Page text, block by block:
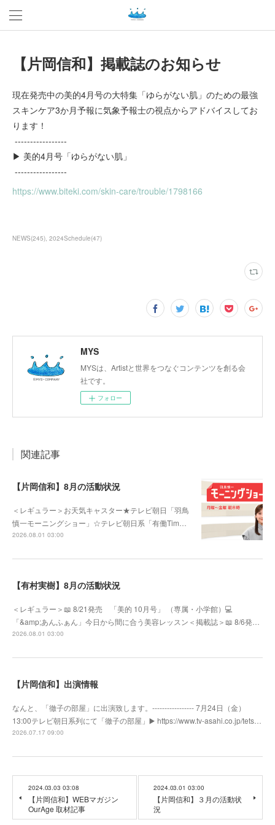
【片岡信和】掲載誌のお知らせ
現在発売中の美的4月号の大特集「ゆらがない肌」のための最強
スキンケア3か月予報に気象予報士の視点からアドバイスしてお
ります！
-----------------
▶ 美的4月号「ゆらがない肌」
-----------------
https://www.biteki.com/skin-care/trouble/1798166
NEWS(245) 2024Schedule(47)
MYS
MYSは、Artistと世界をつなぐコンテンツを創る会
社です。
フォロー
関連記事
【片岡信和】8月の活動状況
＜レギュラー＞お天気キャスター★テレビ朝日「羽鳥
慎一モーニングショー」☆テレビ朝日系「有働Tim…
2026.08.01 03:00
【有村実樹】8月の活動状況
＜レギュラー＞📖 8/21発売 「美的 10月号」 （専属・小学館）💻
「&amp;あんふぁん」今日から間に合う美容レッスン＜掲載誌＞📖 8/6発…
2026.08.01 03:00
【片岡信和】出演情報
なんと、「徹子の部屋」に出演致します。----------------- 7月24日（金）
13:00テレビ朝日系列にて「徹子の部屋」▶️ https://www.tv-asahi.co.jp/tets…
2026.07.17 09:00
2024.03.03 03:08
【片岡信和】WEBマガジン
OurAge 取材記事
2024.03.01 03:00
【片岡信和】３月の活動状
況